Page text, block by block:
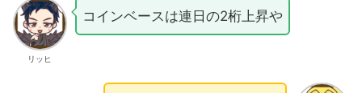
リッヒ
コインベースは連日の2桁上昇や